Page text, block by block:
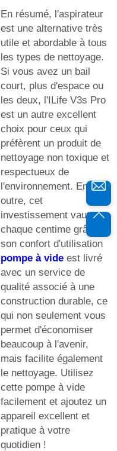
En résumé, l'aspirateur
est une alternative très
utile et abordable à tous
les types de nettoyage.
Si vous avez un bail
court, plus d'espace ou
les deux, l'ILife V3s Pro
est un autre excellent
choix pour ceux qui
préfèrent un produit de
nettoyage non toxique et
respectueux de
l'environnement. En
outre, cet
investissement vaut
chaque centime grâce à
son confort d'utilisation
pompe à vide est livré
avec un service de
qualité associé à une
construction durable, ce
qui non seulement vous
permet d'économiser
beaucoup à l'avenir,
mais facilite également
le nettoyage. Utilisez
cette pompe à vide
facilement et ajoutez un
appareil excellent et
pratique à votre
quotidien !